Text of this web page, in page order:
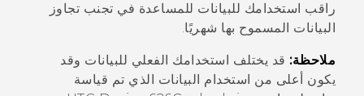
راقب استخدامك للبيانات للمساعدة في تجنب تجاوز
البيانات المسموح بها شهريًا.
ملاحظة: قد يختلف استخدامك الفعلي للبيانات وقد
يكون أعلى من استخدام البيانات الذي تم قياسة